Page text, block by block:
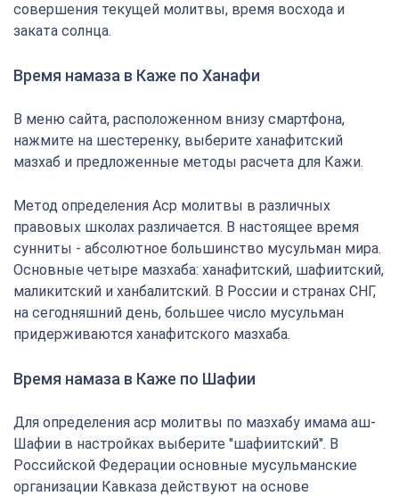
совершения текущей молитвы, время восхода и
заката солнца.
Время намаза в Каже по Ханафи
В меню сайта, расположенном внизу смартфона,
нажмите на шестеренку, выберите ханафитский
мазхаб и предложенные методы расчета для Кажи.
Метод определения Аср молитвы в различных
правовых школах различается. В настоящее время
сунниты - абсолютное большинство мусульман мира.
Основные четыре мазхаба: ханафитский, шафиитский,
маликитский и ханбалитский. В России и странах СНГ,
на сегодняшний день, большее число мусульман
придерживаются ханафитского мазхаба.
Время намаза в Каже по Шафии
Для определения аср молитвы по мазхабу имама аш-
Шафии в настройках выберите "шафиитский". В
Российской Федерации основные мусульманские
организации Кавказа действуют на основе